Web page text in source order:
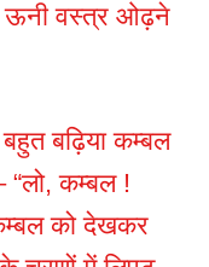
ऊनी वस्त्र ओढ़ने
बहुत बढ़िया कम्बल
कम्बल !
को देखकर